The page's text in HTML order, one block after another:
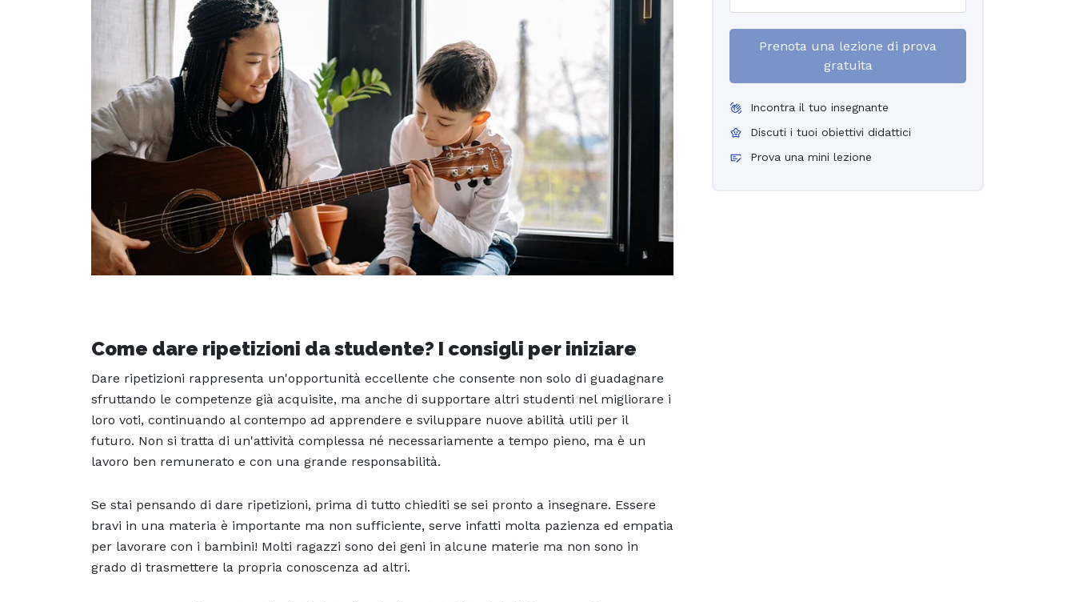
Come dare ripetizioni da studente? I consigli per iniziare
Dare ripetizioni rappresenta un'opportunità eccellente che consente non solo di guadagnare
sfruttando le competenze già acquisite, ma anche di supportare altri studenti nel migliorare i
loro voti, continuando al contempo ad apprendere e sviluppare nuove abilità utili per il
futuro. Non si tratta di un'attività complessa né necessariamente a tempo pieno, ma è un
lavoro ben remunerato e con una grande responsabilità.
Se stai pensando di dare ripetizioni, prima di tutto chiediti se sei pronto a insegnare. Essere
bravi in una materia è importante ma non sufficiente, serve infatti molta pazienza ed empatia
per lavorare con i bambini! Molti ragazzi sono dei geni in alcune materie ma non sono in
grado di trasmettere la propria conoscenza ad altri.
Prenota una lezione di prova
gratuita
Incontra il tuo insegnante
Discuti i tuoi obiettivi didattici
Prova una mini lezione